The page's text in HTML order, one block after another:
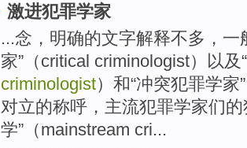
激进犯罪学家
...念，明确的文字解释不多，一
家”（critical criminologist）以及“
criminologist）和“冲突犯罪学
对立的称呼，主流犯罪学家们
学”（mainstream cri...